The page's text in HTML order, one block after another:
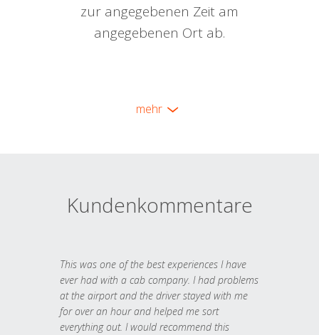
zur angegebenen Zeit am
angegebenen Ort ab.
mehr
Kundenkommentare
This was one of the best experiences I have
ever had with a cab company. I had problems
at the airport and the driver stayed with me
for over an hour and helped me sort
everything out. I would recommend this